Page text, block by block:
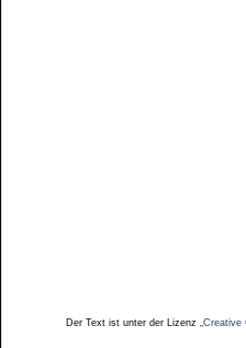
Der Text ist unter der Lizenz